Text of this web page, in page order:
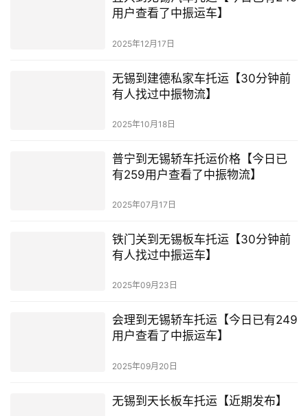
用户查看了中振运车】
2025年12月17日
无锡到建德私家车托运【30分钟前
有人找过中振物流】
2025年10月18日
普宁到无锡轿车托运价格【今日已
有259用户查看了中振物流】
2025年07月17日
铁门关到无锡板车托运【30分钟前
有人找过中振运车】
2025年09月23日
会理到无锡轿车托运【今日已有249
用户查看了中振运车】
2025年09月20日
无锡到天长板车托运【近期发布】